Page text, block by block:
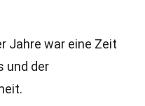
Jahre war eine Zeit
und der